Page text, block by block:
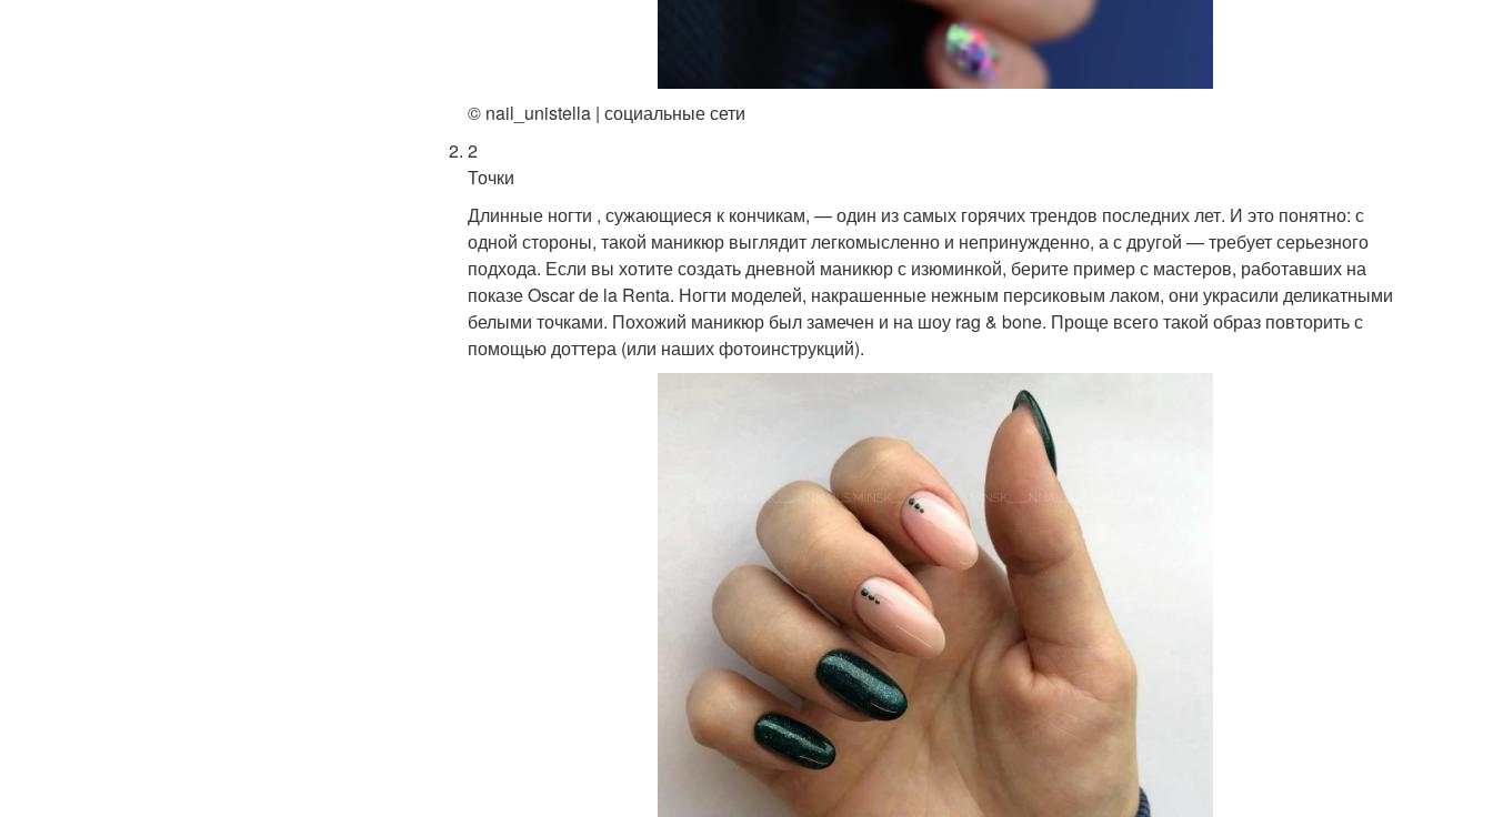
© nail_unistella | социальные сети
2
Точки
Длинные ногти , сужающиеся к кончикам, — один из самых горячих трендов последних лет. И это понятно: с
одной стороны, такой маникюр выглядит легкомысленно и непринужденно, а с другой — требует серьезного
подхода. Если вы хотите создать дневной маникюр с изюминкой, берите пример с мастеров, работавших на
показе Oscar de la Renta. Ногти моделей, накрашенные нежным персиковым лаком, они украсили деликатными
белыми точками. Похожий маникюр был замечен и на шоу rag & bone. Проще всего такой образ повторить с
помощью доттера (или наших фотоинструкций).